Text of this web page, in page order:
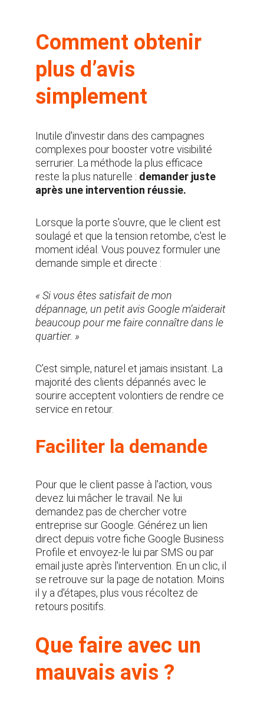
Comment obtenir
plus d’avis
simplement
Inutile d'investir dans des campagnes
complexes pour booster votre visibilité
serrurier. La méthode la plus efficace
reste la plus naturelle : demander juste
après une intervention réussie.
Lorsque la porte s'ouvre, que le client est
soulagé et que la tension retombe, c'est le
moment idéal. Vous pouvez formuler une
demande simple et directe :
« Si vous êtes satisfait de mon
dépannage, un petit avis Google m’aiderait
beaucoup pour me faire connaître dans le
quartier. »
C’est simple, naturel et jamais insistant. La
majorité des clients dépannés avec le
sourire acceptent volontiers de rendre ce
service en retour.
Faciliter la demande
Pour que le client passe à l'action, vous
devez lui mâcher le travail. Ne lui
demandez pas de chercher votre
entreprise sur Google. Générez un lien
direct depuis votre fiche Google Business
Profile et envoyez-le lui par SMS ou par
email juste après l'intervention. En un clic, il
se retrouve sur la page de notation. Moins
il y a d'étapes, plus vous récoltez de
retours positifs.
Que faire avec un
mauvais avis ?